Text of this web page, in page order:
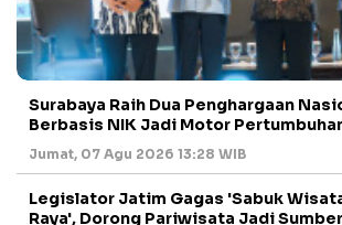
Surabaya Raih Dua Penghargaan
Berbasis NIK Jadi Motor
Jumat, 07 Agu 2026 13:28 WIB
Legislator Jatim Gagas 'Sabuk
Raya', Dorong Pariwisata Jadi Sumber